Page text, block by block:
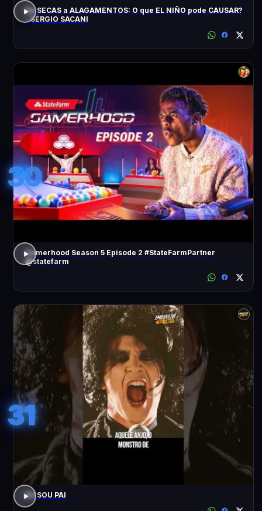
De SECAS a ALAGAMENTOS: O que EL NIÑO pode CAUSAR?
- SÉRGIO SACANI
30
Gamerhood Season 5 Episode 2 #StateFarmPartner
@statefarm
31
EU SOU PAI